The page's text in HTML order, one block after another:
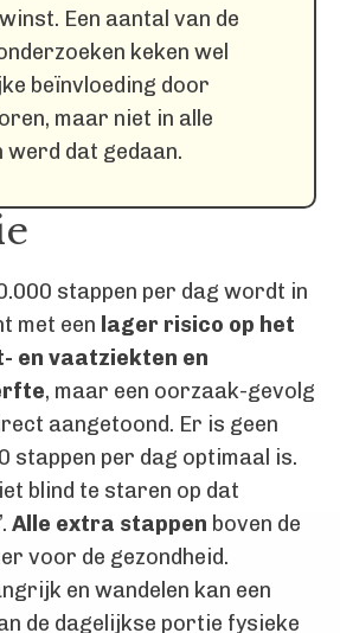
Een aantal van de
keken wel
beïnvloeding door
maar niet in alle
werd dat gedaan.
stappen per dag wordt in
met een lager risico op het
en vaatziekten en
, maar een oorzaak-gevolg
aangetoond. Er is geen
stappen per dag optimaal is.
blind te staren op dat
Alle extra stappen boven de
voor de gezondheid.
en wandelen kan een
de dagelijkse portie fysieke